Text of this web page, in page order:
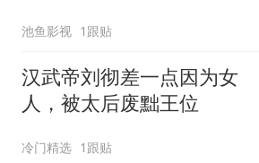
池鱼影视 1跟贴
汉武帝刘彻差一点因为女
人，被太后废黜王位
冷门精选 1跟贴